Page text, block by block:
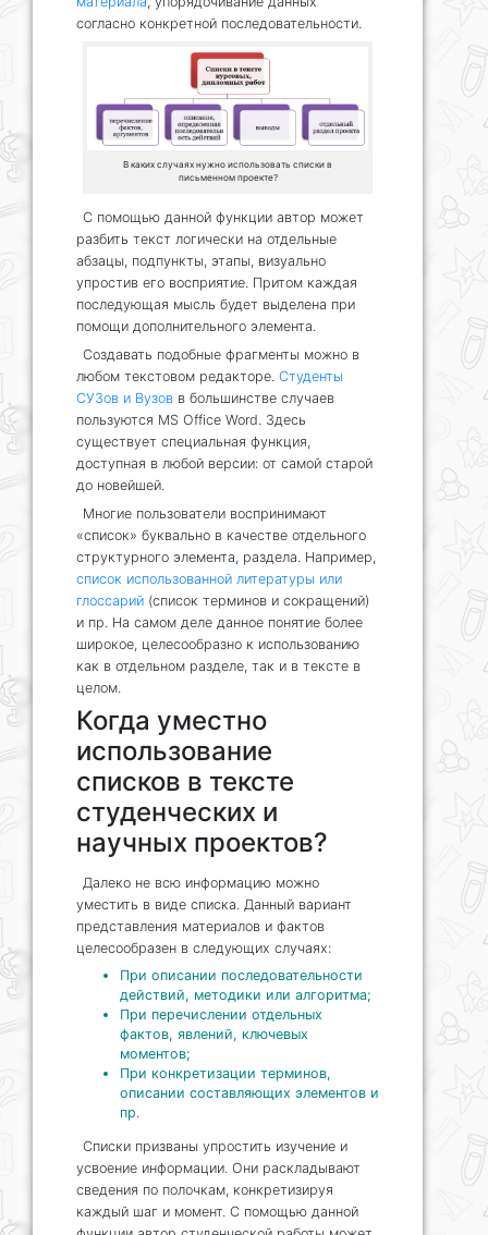
согласно конкретной последовательности.
В каких случаях нужно использовать списки в
письменном проекте?
С помощью данной функции автор может
разбить текст логически на отдельные
абзацы, подпункты, этапы, визуально
упростив его восприятие. Притом каждая
последующая мысль будет выделена при
помощи дополнительного элемента.
Создавать подобные фрагменты можно в
любом текстовом редакторе. Студенты
СУЗов и Вузов в большинстве случаев
пользуются MS Office Word. Здесь
существует специальная функция,
доступная в любой версии: от самой старой
до новейшей.
Многие пользователи воспринимают
«список» буквально в качестве отдельного
структурного элемента, раздела. Например,
список использованной литературы или
глоссарий (список терминов и сокращений)
и пр. На самом деле данное понятие более
широкое, целесообразно к использованию
как в отдельном разделе, так и в тексте в
целом.
Когда уместно
использование
списков в тексте
студенческих и
научных проектов?
Далеко не всю информацию можно
уместить в виде списка. Данный вариант
представления материалов и фактов
целесообразен в следующих случаях:
При описании последовательности
действий, методики или алгоритма;
При перечислении отдельных
фактов, явлений, ключевых
моментов;
При конкретизации терминов,
описании составляющих элементов и
пр.
Списки призваны упростить изучение и
усвоение информации. Они раскладывают
сведения по полочкам, конкретизируя
каждый шаг и момент. С помощью данной